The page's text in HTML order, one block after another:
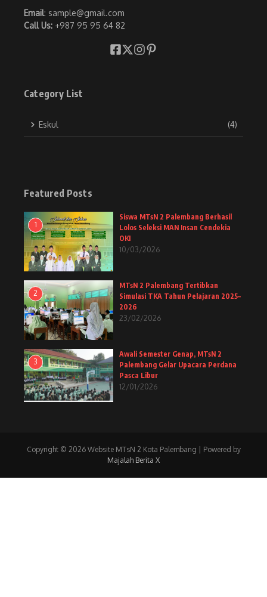
Email: sample@gmail.com
Call Us: +987 95 95 64 82
Category List
Eskul (4)
Featured Posts
1
Siswa MTsN 2 Palembang Berhasil
Lolos Seleksi MAN Insan Cendekia
OKI
10/03/2026
2
MTsN 2 Palembang Tertibkan
Simulasi TKA Tahun Pelajaran 2025–
2026
23/02/2026
3
Awali Semester Genap, MTsN 2
Palembang Gelar Upacara Perdana
Pasca Libur
12/01/2026
Copyright © 2026 Website MTsN 2 Kota Palembang | Powered by
Majalah Berita X